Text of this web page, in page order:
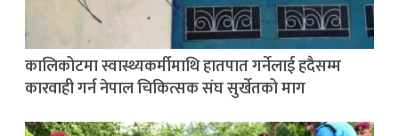
कालिकोटमा स्वास्थ्यकर्मीमाथि हातपात गर्नेलाई हदैसम्म
कारवाही गर्न नेपाल चिकित्सक संघ सुर्खेतको माग